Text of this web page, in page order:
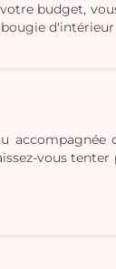
budget,
accompagnée
vous